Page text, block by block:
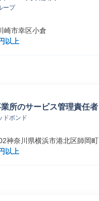
ープ
崎市幸区小倉
以上
所のサービス管理責任者
ドボンド
神奈川県横浜市港北区師岡町
以上